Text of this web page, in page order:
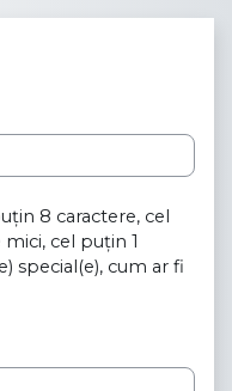
8 caractere, cel
cel puţin 1
special(e), cum ar fi